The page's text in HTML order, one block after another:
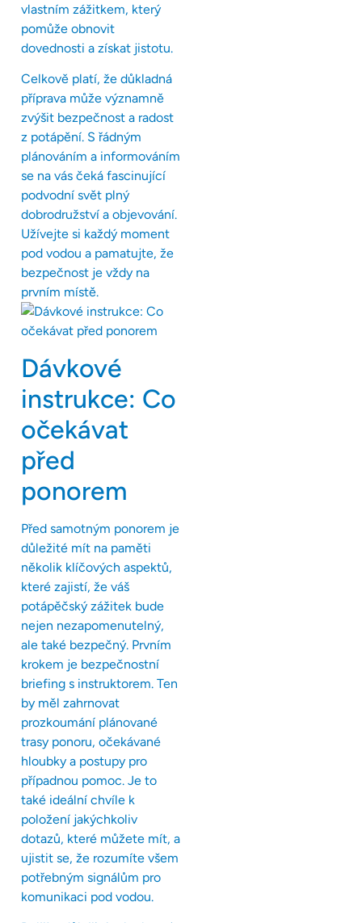
vlastním zážitkem, který
pomůže obnovit
dovednosti a získat jistotu.
Celkově platí, že důkladná
příprava může významně
zvýšit bezpečnost a radost
z potápění. S řádným
plánováním a informováním
se na vás čeká fascinující
podvodní svět plný
dobrodružství a objevování.
Užívejte si každý moment
pod vodou a pamatujte, že
bezpečnost je vždy na
prvním místě.
Dávkové
instrukce: Co
očekávat
před
ponorem
Před samotným ponorem je
důležité mít na paměti
několik klíčových aspektů,
které zajistí, že váš
potápěčský zážitek bude
nejen nezapomenutelný,
ale také bezpečný. Prvním
krokem je bezpečnostní
briefing s instruktorem. Ten
by měl zahrnovat
prozkoumání plánované
trasy ponoru, očekávané
hloubky a postupy pro
případnou pomoc. Je to
také ideální chvíle k
položení jakýchkoliv
dotazů, které můžete mít, a
ujistit se, že rozumíte všem
potřebným signálům pro
komunikaci pod vodou.